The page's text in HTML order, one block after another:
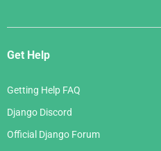
Get Help
Getting Help FAQ
Django Discord
Official Django Forum